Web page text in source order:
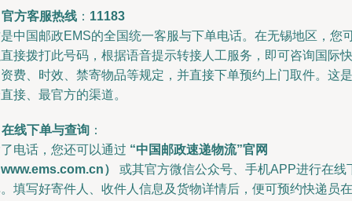
官方客服热线 ： 11183
中国邮政EMS的全国统一客服与下单电话。在无锡地区，您
接拨打此号码，根据语音提示转接人工服务，即可咨询国际快
费、时效、禁寄物品等规定，并直接下单预约上门取件。这是
接、最官方的渠道。
在线下单与查询 ：
电话，您还可以通过 “中国邮政速递物流”官网
）
或其官方微信公众号、手机APP进行在线
填写好寄件人、收件人信息及货物详情后，便可预约快递员在